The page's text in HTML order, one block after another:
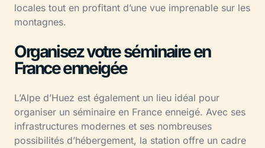
locales tout en profitant d’une vue imprenable sur les
montagnes.
Organisez votre séminaire en
France enneigée
L’Alpe d’Huez est également un lieu idéal pour
organiser un séminaire en France enneigé. Avec ses
infrastructures modernes et ses nombreuses
possibilités d’hébergement, la station offre un cadre